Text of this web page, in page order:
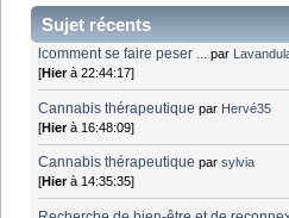
Sujet récents
lcomment se faire peser ... par
[Hierà 22:44:17]
Cannabis thérapeutique par Hervé35
[Hierà 16:48:09]
Cannabis thérapeutique parsylvia
[Hierà 14:35:35]